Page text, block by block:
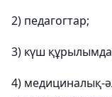
2) педагогтар;
3) күш
4) медициналық-